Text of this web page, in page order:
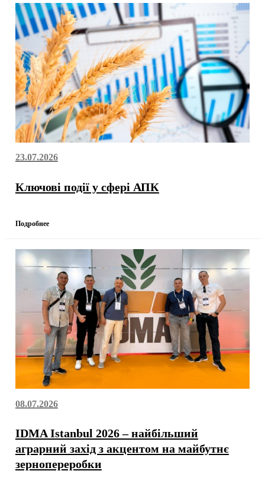
23.07.2026
Ключові події у сфері АПК
Подробнее
08.07.2026
IDMA Istanbul 2026 – найбільший
аграрний захід з акцентом на майбутнє
зернопереробки